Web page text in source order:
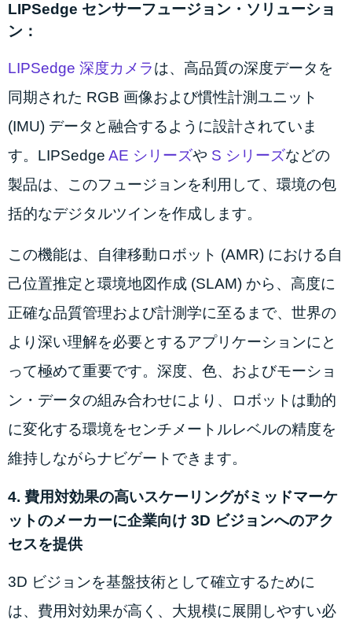
LIPSedge センサーフュージョン・ソリューショ
ン：
LIPSedge 深度カメラは、高品質の深度データを
同期された RGB 画像および慣性計測ユニット
(IMU) データと融合するように設計されていま
す。LIPSedge AE シリーズや S シリーズなどの
製品は、このフュージョンを利用して、環境の包
括的なデジタルツインを作成します。
この機能は、自律移動ロボット (AMR) における自
己位置推定と環境地図作成 (SLAM) から、高度に
正確な品質管理および計測学に至るまで、世界の
より深い理解を必要とするアプリケーションにと
って極めて重要です。深度、色、およびモーショ
ン・データの組み合わせにより、ロボットは動的
に変化する環境をセンチメートルレベルの精度を
維持しながらナビゲートできます。
4. 費用対効果の高いスケーリングがミッドマーケ
ットのメーカーに企業向け 3D ビジョンへのアク
セスを提供
3D ビジョンを基盤技術として確立するために
は、費用対効果が高く、大規模に展開しやすい必